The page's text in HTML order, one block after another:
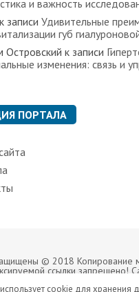
и важность
к записиУдивительные
губ
Островский к записи
изменения: связь и
ПОРТАЛА
© 2018 Копирование
ссылки запрещено!
использует cookie для